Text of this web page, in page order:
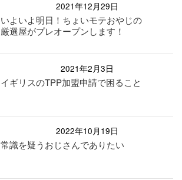
2021年12月29日
いよいよ明日！ちょいモテおやじの
厳選屋がプレオープンします！
2021年2月3日
イギリスのTPP加盟申請で困ること
2022年10月19日
常識を疑うおじさんでありたい